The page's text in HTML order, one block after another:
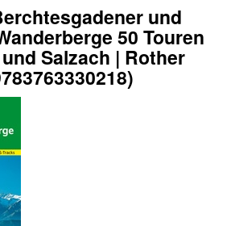
und
50 Touren
Salzach | Rother